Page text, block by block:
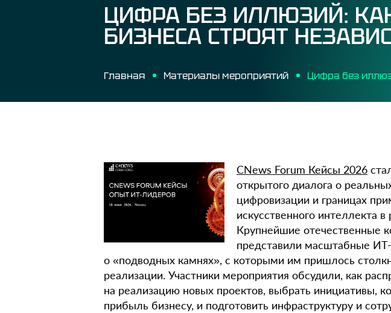
ЦИФРА БЕЗ ИЛЛЮЗИЙ:
БИЗНЕСА СТРОЯТ
Главная Материалы мероприятий
CNews Forum Кейсы 2026
открытого диалога о
цифровизации и границах
искусственного интеллекта
Крупнейшие отечественные
представили масштабные
о «подводных камнях», с которыми им пришлось
реализации. Участники мероприятия обсудили, как
на реализацию новых проектов, выбрать инициативы,
прибыль бизнесу, и подготовить инфраструктуру и